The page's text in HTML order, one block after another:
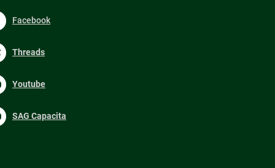
Facebook
Threads
Youtube
SAG Capacita